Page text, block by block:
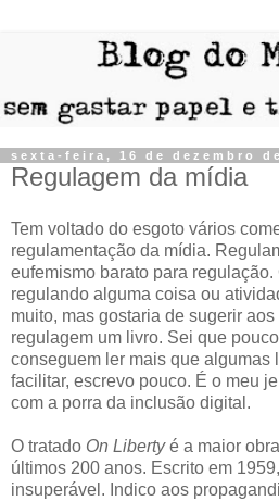
sexta-feira, 16 de dezembro de
Regulagem da mídia
Tem voltado do esgoto vários
regulamentação da mídia.
eufemismo barato para
regulando alguma coisa ou
muito, mas gostaria de sugerir
regulagem um livro. Sei que
conseguem ler mais que algumas
facilitar, escrevo pouco. É o meu
com a porra da inclusão digital.
O tratado On Libertyé a maior
últimos 200 anos. Escrito em
insuperável. Indico aos